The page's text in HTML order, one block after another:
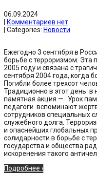
06.09.2024
Комментариев нет
| Categories: Новости
Ежегодно 3 сентября в
борьбе с терроризмом. Эта
2005 году и связана с
сентября 2004 года, когда
Погибли более трехсот
Традиционно в этот день
памятная акция — Урок
педагоги вспоминают
сотрудников специальных
служебного долга.
и опаснейших глобальных
солидарности в борьбе с
государства и общества
искоренения такого
Подробнее ›